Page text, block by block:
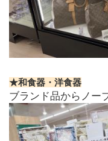
★和食器・洋食器
ブランド品からノー